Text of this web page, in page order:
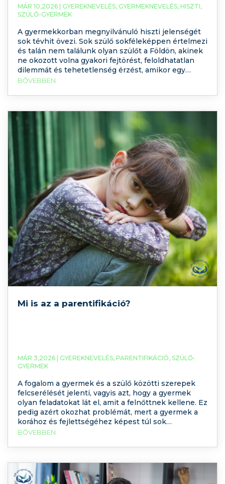
MÁR 10,2026 | GYEREKNEVELÉS, GYERMEKNEVELÉS, HISZTI,
SZÜLŐ-GYERMEK
A gyermekkorban megnyilvánuló hiszti jelenségét
sok tévhit övezi. Sok szülő sokféleképpen értelmezi
és talán nem találunk olyan szülőt a Földön, akinek
ne okozott volna gyakori fejtörést, feloldhatatlan
dilemmát és tehetetlenség érzést, amikor egy
hisztiző gyermekkel találta szembe magát. Persze
ösztönösen szólunk vagy teszünk valamit, amikor
BŐVEBBEN
Mi is az a parentifikáció?
MÁR 3,2026 | GYEREKNEVELÉS, PARENTIFIKÁCIÓ, SZÜLŐ-
GYERMEK
A fogalom a gyermek és a szülő közötti szerepek
felcserélését jelenti, vagyis azt, hogy a gyermek
olyan feladatokat lát el, amit a felnőttnek kellene. Ez
pedig azért okozhat problémát, mert a gyermek a
korához és fejlettségéhez képest túl sok
felelősséget vállal, és ilyen esetben a gyermek a
BŐVEBBEN